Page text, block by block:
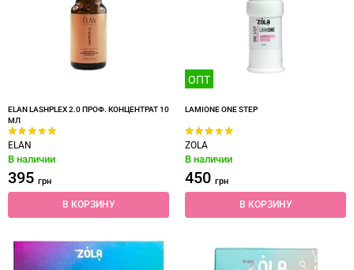
ELAN LASHPLEX 2.0 ПРОФ. КОНЦЕНТРАТ 10
МЛ
ELAN
В наличии
395 грн
В КОРЗИНУ
ОПТ
LAMIONE ONE STEP
ZOLA
В наличии
450 грн
В КОРЗИНУ